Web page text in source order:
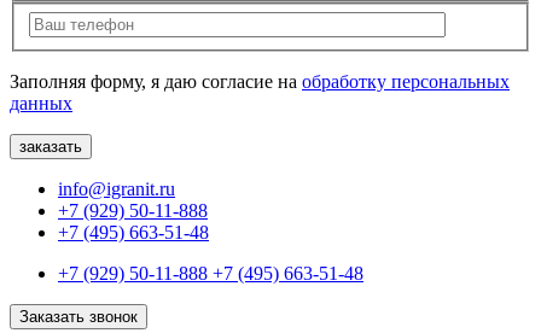
Заполняя форму, я даю согласие на обработку персональных
данных
info@igranit.ru
+7 (929) 50-11-888
+7 (495) 663-51-48
+7 (929) 50-11-888 +7 (495) 663-51-48
Заказать звонок